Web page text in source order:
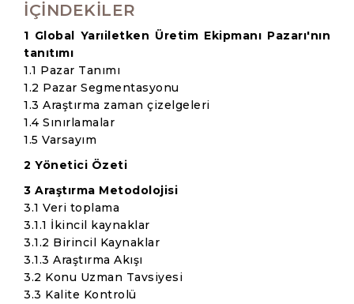
İÇINDEKILER
1 Global Yarıiletken Üretim Ekipmanı Pazarı'nın
tanıtımı
1.1 Pazar Tanımı
1.2 Pazar Segmentasyonu
1.3 Araştırma zaman çizelgeleri
1.4 Sınırlamalar
1.5 Varsayım
2 Yönetici Özeti
3 Araştırma Metodolojisi
3.1 Veri toplama
3.1.1 İkincil kaynaklar
3.1.2 Birincil Kaynaklar
3.1.3 Araştırma Akışı
3.2 Konu Uzman Tavsiyesi
3.3 Kalite Kontrolü